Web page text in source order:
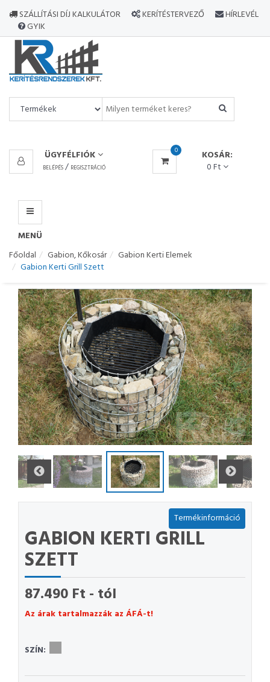
SZÁLLÍTÁSI DÍJ KALKULÁTOR KERÍTÉSTERVEZŐ
HÍRLEVÉL
GYIK
ÜGYFÉLFIÓK
BELÉPÉS/ REGISZTRÁCIÓ
0
KOSÁR:
0 Ft
MENÜ
MINDEN
TERMÉK
MENÜ
Főoldal Gabion, Kőkosár
Gabion Kerti Elemek
Gabion Kerti Grill Szett
Termékinformáció
GABION KERTI GRILL
SZETT
87.490 Ft - tól
Az árak tartalmazzák az ÁFÁ-t!
SZÍN: